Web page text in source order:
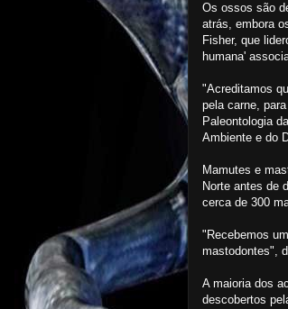
Os ossos são
atrás, embora
Fisher, que
humana'
"Acreditamos
pela carne,
Paleontologia
Ambiente e do
Mamutes e
Norte antes de
cerca de 300
"Recebemos
mastodontes",
A maioria dos
descobertos